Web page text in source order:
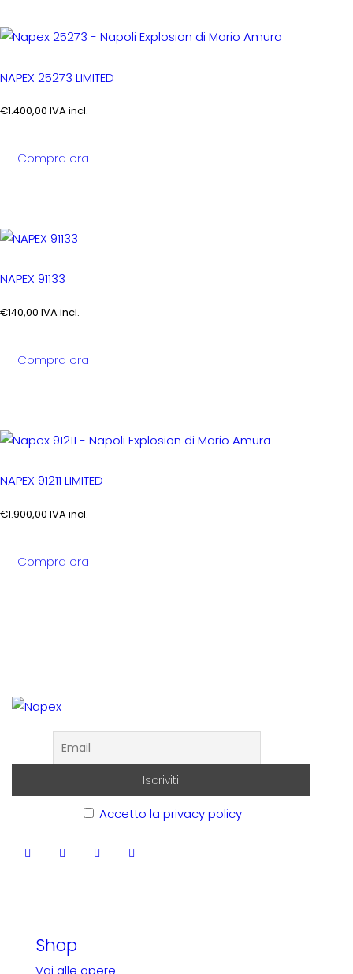
NAPEX 25273 LIMITED
€1.400,00 IVA incl.
Compra ora
NAPEX 91133
€140,00 IVA incl.
Compra ora
NAPEX 91211 LIMITED
€1.900,00 IVA incl.
Compra ora
Accetto la privacy policy
Shop
Vai alle opere